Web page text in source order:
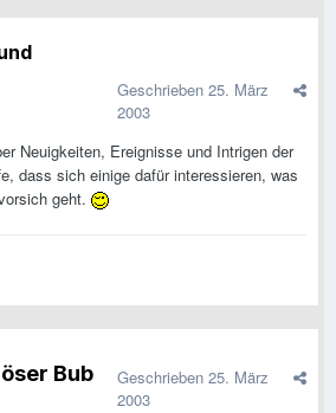
Geschrieben 25. März
2003
Neuigkeiten, Ereignisse und Intrigen der
dass sich einige dafür interessieren, was
geht.
Bub Geschrieben 25. März
2003